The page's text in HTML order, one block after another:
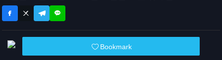
Bookmark